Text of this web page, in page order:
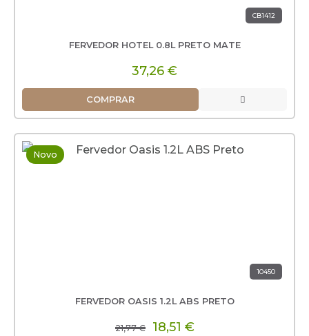
CB1412
FERVEDOR HOTEL 0.8L PRETO MATE
37,26 €
COMPRAR
Novo
10450
FERVEDOR OASIS 1.2L ABS PRETO
21,77 € 18,51 €